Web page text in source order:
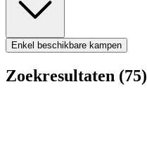
Enkel beschikbare kampen
Zoekresultaten (75)